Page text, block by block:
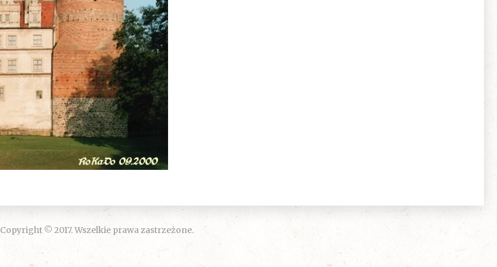
Copyright © 2017. Wszelkie prawa zastrzeżone.